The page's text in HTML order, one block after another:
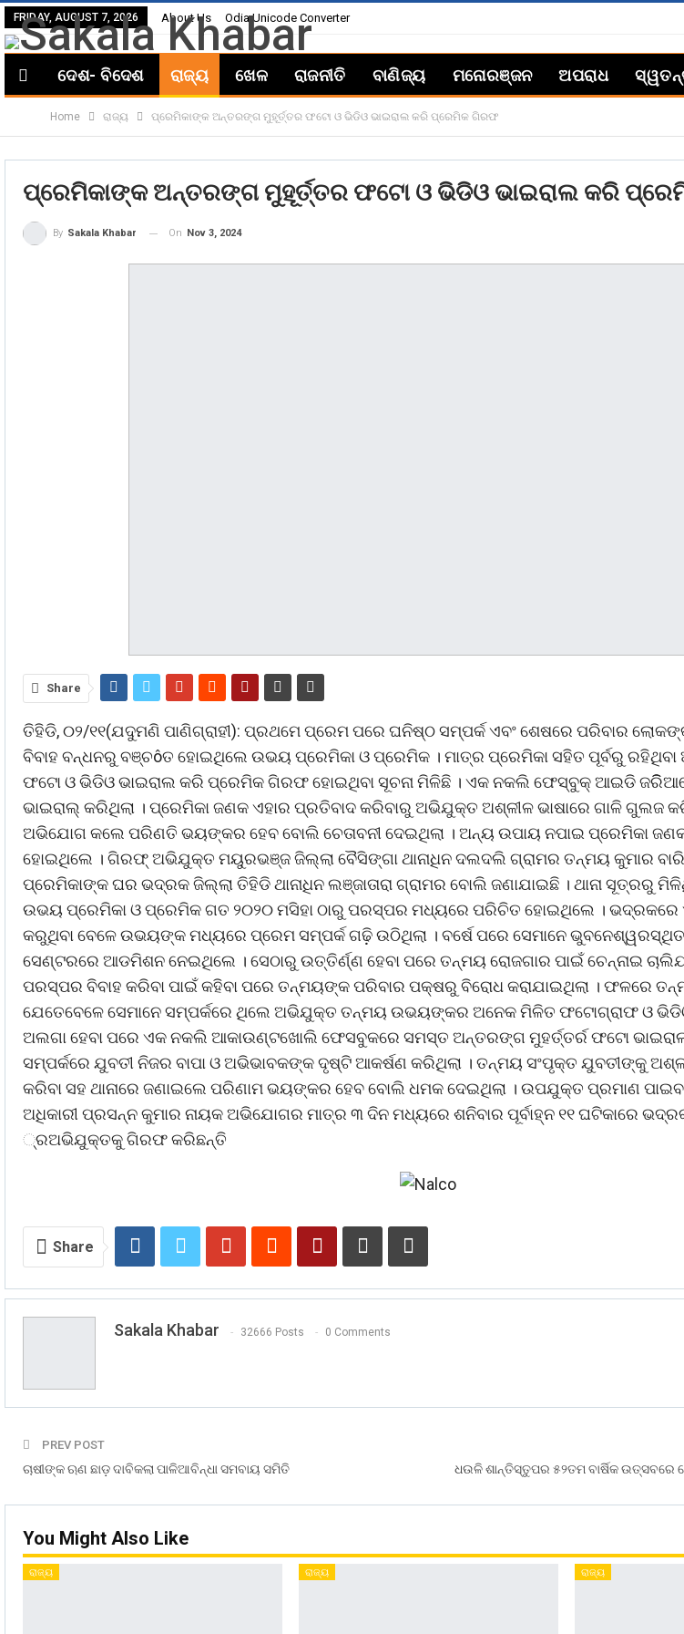
FRIDAY, AUGUST 7, 2026 About Us Odia Unicode Converter
ଦେଶ- ବିଦେଶ ରାଜ୍ୟ ଖେଳ ରାଜନୀତି ବାଣିଜ୍ୟ ମନୋରଞ୍ଜନ ଅପରାଧ
Home ରାଜ୍ୟ ପ୍ରେମିକାଙ୍କ ଅନ୍ତରଙ୍ଗ ମୁହୂର୍ତ୍ତର ଫଟୋ ଓ ଭିଡିଓ ଭାଇରାଲ କରି ପ୍ରେମିକ ଗିରଫ
ପ୍ରେମିକାଙ୍କ ଅନ୍ତରଙ୍ଗ ମୁହୂର୍ତ୍ତର ଫଟୋ ଓ ଭିଡିଓ ଭାଇରାଲ କରି
By Sakala Khabar On Nov 3, 2024
Share
ତିହିଡି, ୦୨/୧୧(ଯଦୁମଣି ପାଣିଗ୍ରାହୀ): ପ୍ରଥମେ ପ୍ରେମ ପରେ ଘନିଷ୍ଠ ସମ୍ପର୍କ ଏବଂ ଶେଷରେ ପରିବାର
ବିବାହ ବନ୍ଧନରୁ ବଞ୍ଚôତ ହୋଇଥିଲେ ଉଭୟ ପ୍ରେମିକା ଓ ପ୍ରେମିକ । ମାତ୍ର ପ୍ରେମିକା ସହିତ ପୂର୍ବରୁ
ଫଟୋ ଓ ଭିଡିଓ ଭାଇରାଲ କରି ପ୍ରେମିକ ଗିରଫ ହୋଇଥିବା ସୂଚନା ମିଳିଛି । ଏକ ନକଲି ଫେସ୍ବୁକ୍ ଆଇଡି
ଭାଇରାଲ୍ କରିଥିଲା । ପ୍ରେମିକା ଜଣକ ଏହାର ପ୍ରତିବାଦ କରିବାରୁ ଅଭିଯୁକ୍ତ ଅଶ୍ଳୀଳ ଭାଷାରେ ଗାଳି ଗୁଲଜ
ଅଭିଯୋଗ କଲେ ପରିଣତି ଭୟଙ୍କର ହେବ ବୋଲି ଚେତାବନୀ ଦେଇଥିଲା । ଅନ୍ୟ ଉପାୟ ନପାଇ ପ୍ରେମିକା ଜଣକ
ହୋଇଥିଲେ । ଗିରଫ୍ ଅଭିଯୁକ୍ତ ମୟୁରଭଞ୍ଜ ଜିଲ୍ଲା ବୈସିଙ୍ଗା ଥାନାଧିନ ଦଲଦଲି ଗ୍ରାମର ତନ୍ମୟ କୁମାର
ପ୍ରେମିକାଙ୍କ ଘର ଭଦ୍ରକ ଜିଲ୍ଲା ତିହିଡି ଥାନାଧିନ ଲଞ୍ଜାତାରା ଗ୍ରାମର ବୋଲି ଜଣାଯାଇଛି । ଥାନା ସୂତ୍ରରୁ
ଉଭୟ ପ୍ରେମିକା ଓ ପ୍ରେମିକ ଗତ ୨୦୨୦ ମସିହା ଠାରୁ ପରସ୍ପର ମଧ୍ୟରେ ପରିଚିତ ହୋଇଥିଲେ । ଭଦ୍ରକରେ
କରୁଥିବା ବେଳେ ଉଭୟଙ୍କ ମଧ୍ୟରେ ପ୍ରେମ ସମ୍ପର୍କ ଗଢ଼ି ଉଠିଥିଲା । ବର୍ଷେ ପରେ ସେମାନେ
ସେଣ୍ଟରରେ ଆଡମିଶନ ନେଇଥିଲେ । ସେଠାରୁ ଉତ୍ତିର୍ଣ୍ଣ ହେବା ପରେ ତନ୍ମୟ ରୋଜଗାର ପାଇଁ ଚେନ୍ନାଇ
ପରସ୍ପର ବିବାହ କରିବା ପାଇଁ କହିବା ପରେ ତନ୍ମୟଙ୍କ ପରିବାର ପକ୍ଷରୁ ବିରୋଧ କରାଯାଇଥିଲା । ଫଳରେ
ଯେତେବେଳେ ସେମାନେ ସମ୍ପର୍କରେ ଥିଲେ ଅଭିଯୁକ୍ତ ତନ୍ମୟ ଉଭୟଙ୍କର ଅନେକ ମିଳିତ ଫଟୋଗ୍ରାଫ ଓ
ଅଲଗା ହେବା ପରେ ଏକ ନକଲି ଆକାଉଣ୍ଟଖୋଲି ଫେସବୁକରେ ସମସ୍ତ ଅନ୍ତରଙ୍ଗ ମୁହର୍ତ୍ତର୍ର ଫଟୋ
ସମ୍ପର୍କରେ ଯୁବତୀ ନିଜର ବାପା ଓ ଅଭିଭାବକଙ୍କ ଦୃଷ୍ଟି ଆକର୍ଷଣ କରିଥିଲା । ତନ୍ମୟ ସଂପୃକ୍ତ ଯୁବତୀଙ୍କୁ
କରିବା ସହ ଥାନାରେ ଜଣାଇଲେ ପରିଣାମ ଭୟଙ୍କର ହେବ ବୋଲି ଧମକ ଦେଇଥିଲା । ଉପଯୁକ୍ତ ପ୍ରମାଣ
ଅଧିକାରୀ ପ୍ରସନ୍ନ କୁମାର ନାୟକ ଅଭିଯୋଗର ମାତ୍ର ୩ ଦିନ ମଧ୍ୟରେ ଶନିବାର ପୂର୍ବାହ୍ନ ୧୧ ଘଟିକାରେ
୍ରଅଭିଯୁକ୍ତକୁ ଗିରଫ କରିଛନ୍ତି
Share
Sakala Khabar 32666 Posts 0 Comments
PREV POST
ଚାଷୀଙ୍କ ଋଣ ଛାଡ଼ ଦାବିକଲା ପାଳିଆବିନ୍ଧା ସମବାୟ ସମିତି
ଧଉଳି ଶାନ୍ତିସ୍ତୁପର ୫୨ତମ ବାର୍ଷିକ
You Might Also Like
ରାଜ୍ୟ ରାଜ୍ୟ ରାଜ୍ୟ